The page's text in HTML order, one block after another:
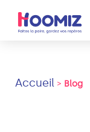
Accueil > Blog